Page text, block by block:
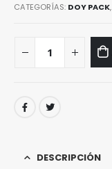
CATEGORÍAS: DOY PACK,
DESCRIPCIÓN